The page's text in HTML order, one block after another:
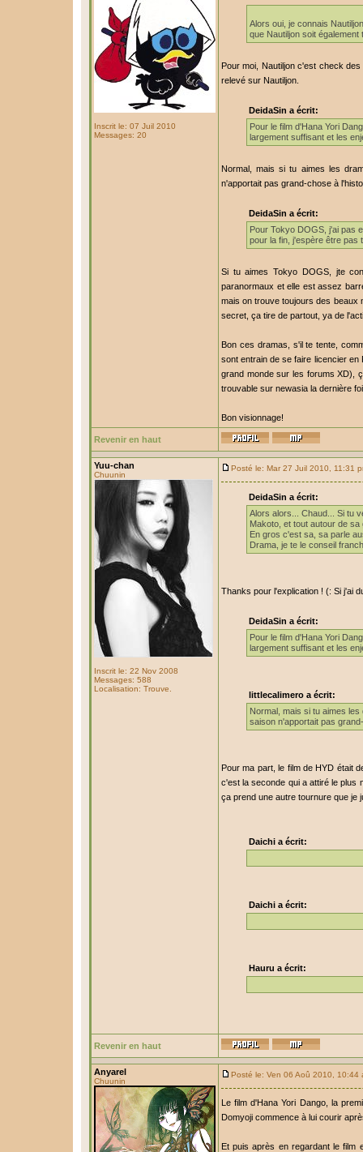
Inscrit le: 07 Juil 2010
Messages: 20
Alors oui, je connais
que Nautiljon soit
Pour moi, Nautiljon c'est check
relevé sur Nautiljon.
DeidaSin a écrit:
Pour le film d'Hana Yori
largement suffisant et les
Normal, mais si tu aimes les
n'apportait pas grand-chose à
DeidaSin a écrit:
Pour Tokyo DOGS, j'ai pas
pour la fin, j'espère être pas
Si tu aimes Tokyo DOGS, jte
paranormaux et elle est assez
mais on trouve toujours des beaux
secret, ça tire de partout, ya de
Bon ces dramas, s'il te tente,
sont entrain de se faire licencier en
grand monde sur les forums XD),
trouvable sur newasia la dernière
Bon visionnage!
Revenir en haut
Yuu-chan
Chuunin
Inscrit le: 22 Nov 2008
Messages: 588
Localisation: Trouve.
Posté le: Mar 27 Juil 2010, 11:31
DeidaSin a écrit:
Alors alors... Chaud... Si tu
Makoto, et tout autour de
En gros c'est sa, sa parle
Drama, je te le conseil
Thanks pour l'explication ! (: Si j'ai
DeidaSin a écrit:
Pour le film d'Hana Yori
largement suffisant et les
littlecalimero a écrit:
Normal, mais si tu aimes
saison n'apportait pas
Pour ma part, le film de HYD était
c'est la seconde qui a attiré le plus
ça prend une autre tournure que je
Daichi a écrit:
Daichi a écrit:
Hauru a écrit:
Revenir en haut
Anyarel
Chuunin
Posté le: Ven 06 Aoû 2010, 10:44
Le film d'Hana Yori Dango, la
Domyoji commence à lui courir
Et puis après en regardant le film